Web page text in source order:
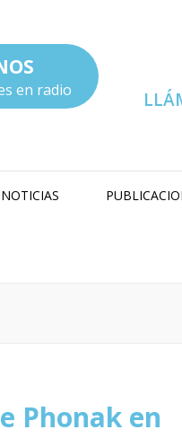
en radio
NOTICIAS
Phonak en